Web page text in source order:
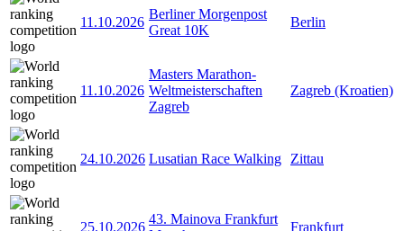
11.10.2026
Berliner Morgenpost
Great 10K
Berlin
11.10.2026
Masters Marathon-
Weltmeisterschaften
Zagreb
Zagreb (Kroatien)
24.10.2026 Lusatian Race Walking Zittau
25.10.2026
43. Mainova Frankfurt
Frankfurt